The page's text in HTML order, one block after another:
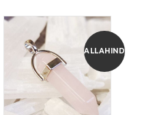
ALLAHINDLUS!